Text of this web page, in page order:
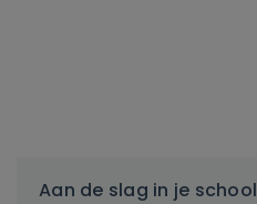
Aan de slag in je school